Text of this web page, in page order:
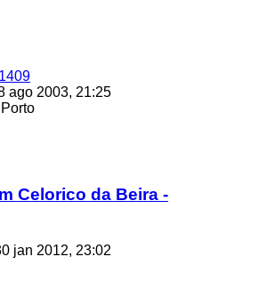
1409
ago 2003, 21:25
Porto
Celorico da Beira -
jan 2012, 23:02